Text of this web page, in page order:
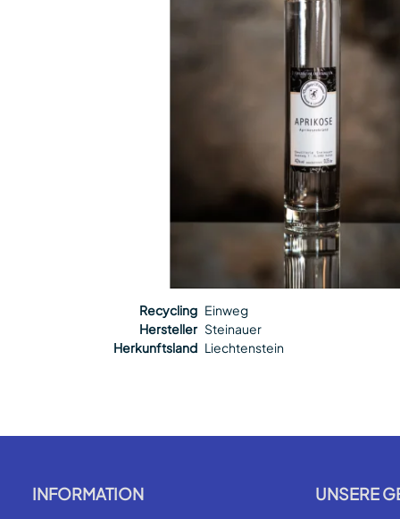
Recycling Einweg
Hersteller Steinauer
Herkunftsland Liechtenstein
INFORMATION UNSERE